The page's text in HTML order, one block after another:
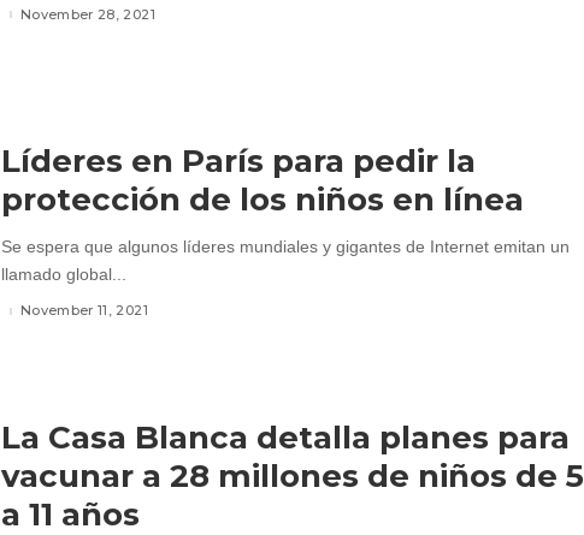
November 28, 2021
Líderes en París para pedir la
protección de los niños en línea
Se espera que algunos líderes mundiales y gigantes de Internet emitan un
llamado global...
November 11, 2021
La Casa Blanca detalla planes para
vacunar a 28 millones de niños de 5
a 11 años